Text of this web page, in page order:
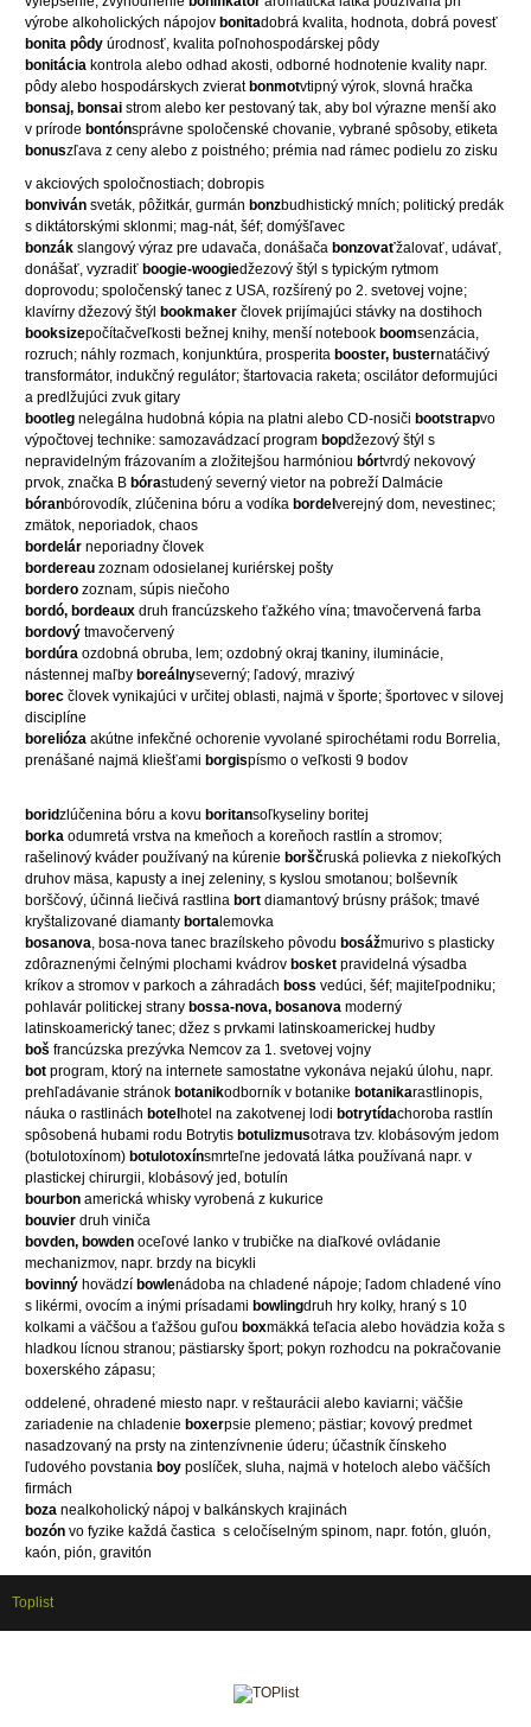
výrobe alkoholických nápojov bonitadobrá kvalita, hodnota, dobrá povesť
bonita pôdy úrodnosť, kvalita poľnohospodárskej pôdy
bonitácia kontrola alebo odhad akosti, odborné hodnotenie kvality napr.
pôdy alebo hospodárskych zvierat bonmotvtipný výrok, slovná hračka
bonsaj, bonsai strom alebo ker pestovaný tak, aby bol výrazne menší ako
v prírode bontónsprávne spoločenské chovanie, vybrané spôsoby, etiketa
bonuszľava z ceny alebo z poistného; prémia nad rámec podielu zo zisku
v akciových spoločnostiach; dobropis
bonviván sveták, pôžitkár, gurmán bonzbudhistický mních; politický predák
s diktátorskými sklonmi; mag-nát, šéf; domýšľavec
bonzák slangový výraz pre udavača, donášača bonzovaťžalovať, udávať,
donášať, vyzradiť boogie-woogiedžezový štýl s typickým rytmom
doprovodu; spoločenský tanec z USA, rozšírený po 2. svetovej vojne;
klavírny džezový štýl bookmaker človek prijímajúci stávky na dostihoch
booksizepočítačveľkosti bežnej knihy, menší notebook boomsenzácia,
rozruch; náhly rozmach, konjunktúra, prosperita booster, busternatáčivý
transformátor, indukčný regulátor; štartovacia raketa; oscilátor deformujúci
a predlžujúci zvuk gitary
bootleg nelegálna hudobná kópia na platni alebo CD-nosiči bootstrapvo
výpočtovej technike: samozavádzací program bopdžezový štýl s
nepravidelným frázovaním a zložitejšou harmóniou bórtvrdý nekovový
prvok, značka B bórastudený severný vietor na pobreží Dalmácie
bóranbórovodík, zlúčenina bóru a vodíka bordel verejný dom, nevestinec;
zmätok, neporiadok, chaos
bordelár neporiadny človek
bordereau zoznam odosielanej kuriérskej pošty
bordero zoznam, súpis niečoho
bordó, bordeaux druh francúzskeho ťažkého vína; tmavočervená farba
bordový tmavočervený
bordúra ozdobná obruba, lem; ozdobný okraj tkaniny, iluminácie,
nástennej maľby boreálnyseverný; ľadový, mrazivý
borec človek vynikajúci v určitej oblasti, najmä v športe; športovec v silovej
disciplíne
borelióza akútne infekčné ochorenie vyvolané spirochétami rodu Borrelia,
prenášané najmä kliešťami borgispísmo o veľkosti 9 bodov
boridzlúčenina bóru a kovu boritansoľkyseliny boritej
borka odumretá vrstva na kmeňoch a koreňoch rastlín a stromov;
rašelinový kváder používaný na kúrenie borščruská polievka z niekoľkých
druhov mäsa, kapusty a inej zeleniny, s kyslou smotanou; bolševník
borščový, účinná liečivá rastlina bort diamantový brúsny prášok; tmavé
kryštalizované diamanty borta lemovka
bosanova, bosa-nova tanec brazílskeho pôvodu bosážmurivo s plasticky
zdôraznenými čelnými plochami kvádrov bosket pravidelná výsadba
kríkov a stromov v parkoch a záhradách boss vedúci, šéf; majiteľpodniku;
pohlavár politickej strany bossa-nova, bosanova moderný
latinskoamerický tanec; džez s prvkami latinskoamerickej hudby
boš francúzska prezývka Nemcov za 1. svetovej vojny
bot program, ktorý na internete samostatne vykonáva nejakú úlohu, napr.
prehľadávanie stránok botanikodborník v botanike botanikarastlinopis,
náuka o rastlinách botel hotel na zakotvenej lodi botrytídachoroba rastlín
spôsobená hubami rodu Botrytis botulizmusotrava tzv. klobásovým jedom
(botulotoxínom) botulotoxínsmrteľne jedovatá látka používaná napr. v
plastickej chirurgii, klobásový jed, botulín
bourbon americká whisky vyrobená z kukurice
bouvier druh viniča
bovden, bowden oceľové lanko v trubičke na diaľkové ovládanie
mechanizmov, napr. brzdy na bicykli
bovinný hovädzí bowlenádoba na chladené nápoje; ľadom chladené víno
s likérmi, ovocím a inými prísadami bowlingdruh hry kolky, hraný s 10
kolkami a väčšou a ťažšou guľou boxmäkká teľacia alebo hovädzia koža s
hladkou lícnou stranou; pästiarsky šport; pokyn rozhodcu na pokračovanie
boxerského zápasu;
oddelené, ohradené miesto napr. v reštaurácii alebo kaviarni; väčšie
zariadenie na chladenie boxerpsie plemeno; pästiar; kovový predmet
nasadzovaný na prsty na zintenzívnenie úderu; účastník čínskeho
ľudového povstania boy poslíček, sluha, najmä v hoteloch alebo väčších
firmách
boza nealkoholický nápoj v balkánskych krajinách
bozón vo fyzike každá častica s celočíselným spinom, napr. fotón, gluón,
kaón, pión, gravitón
Toplist